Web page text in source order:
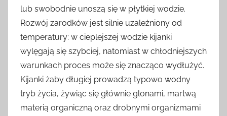
lub swobodnie unoszą się w płytkiej wodzie.
Rozwój zarodków jest silnie uzależniony od
temperatury: w cieplejszej wodzie kijanki
wylęgają się szybciej, natomiast w chłodniejszych
warunkach proces może się znacząco wydłużyć.
Kijanki żaby długiej prowadzą typowo wodny
tryb życia, żywiąc się głównie glonami, martwą
materią organiczną oraz drobnymi organizmami